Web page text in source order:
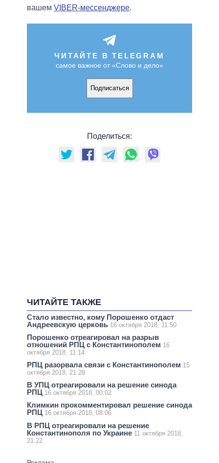
вашем VIBER-мессенджере.
ЧИТАЙТЕ В TELEGRAM
самое важное от «Слово и дело»
Подписаться
Поделиться:
ЧИТАЙТЕ ТАКЖЕ
Стало известно, кому Порошенко отдаст
Андреевскую церковь 16 октября 2018, 11:50
Порошенко отреагировал на разрыв
отношений РПЦ с Константинополем 16
октября 2018, 11:14
РПЦ разорвала связи с Константинополем 15
октября 2018, 21:28
В УПЦ отреагировали на решение синода
РПЦ 16 октября 2018, 00:02
Климкин прокомментировал решение синода
РПЦ 16 октября 2018, 08:06
В РПЦ отреагировали на решение
Константинополя по Украине 11 октября 2018,
21:22